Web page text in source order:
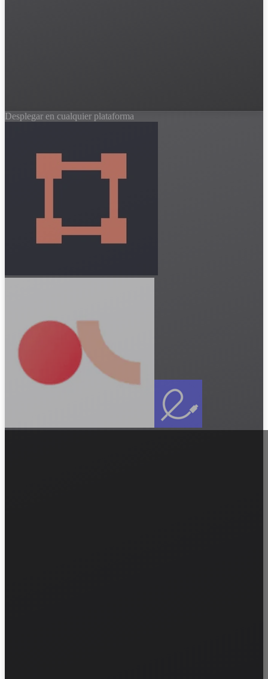
Desplegar en cualquier plataforma